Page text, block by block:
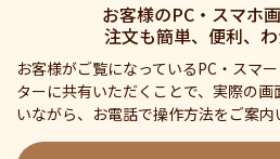
お客様のPC・スマホ
注文も簡単、便利、わ
お客様がご覧になっているPC・スマ
ターに共有いただくことで、実際の
いながら、お電話で操作方法をご案内